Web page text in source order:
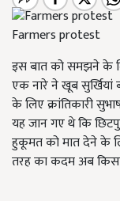
Farmers protest
इस बात को समझने के
एक नारे ने खूब सुर्खियां
के लिए क्रांतिकारी
यह जान गए थे कि
हुकूमत को मात देने के
तरह का कदम अब